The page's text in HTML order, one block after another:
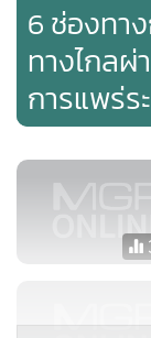
6 ช่องทา
ทางไกล
การแพร่ร